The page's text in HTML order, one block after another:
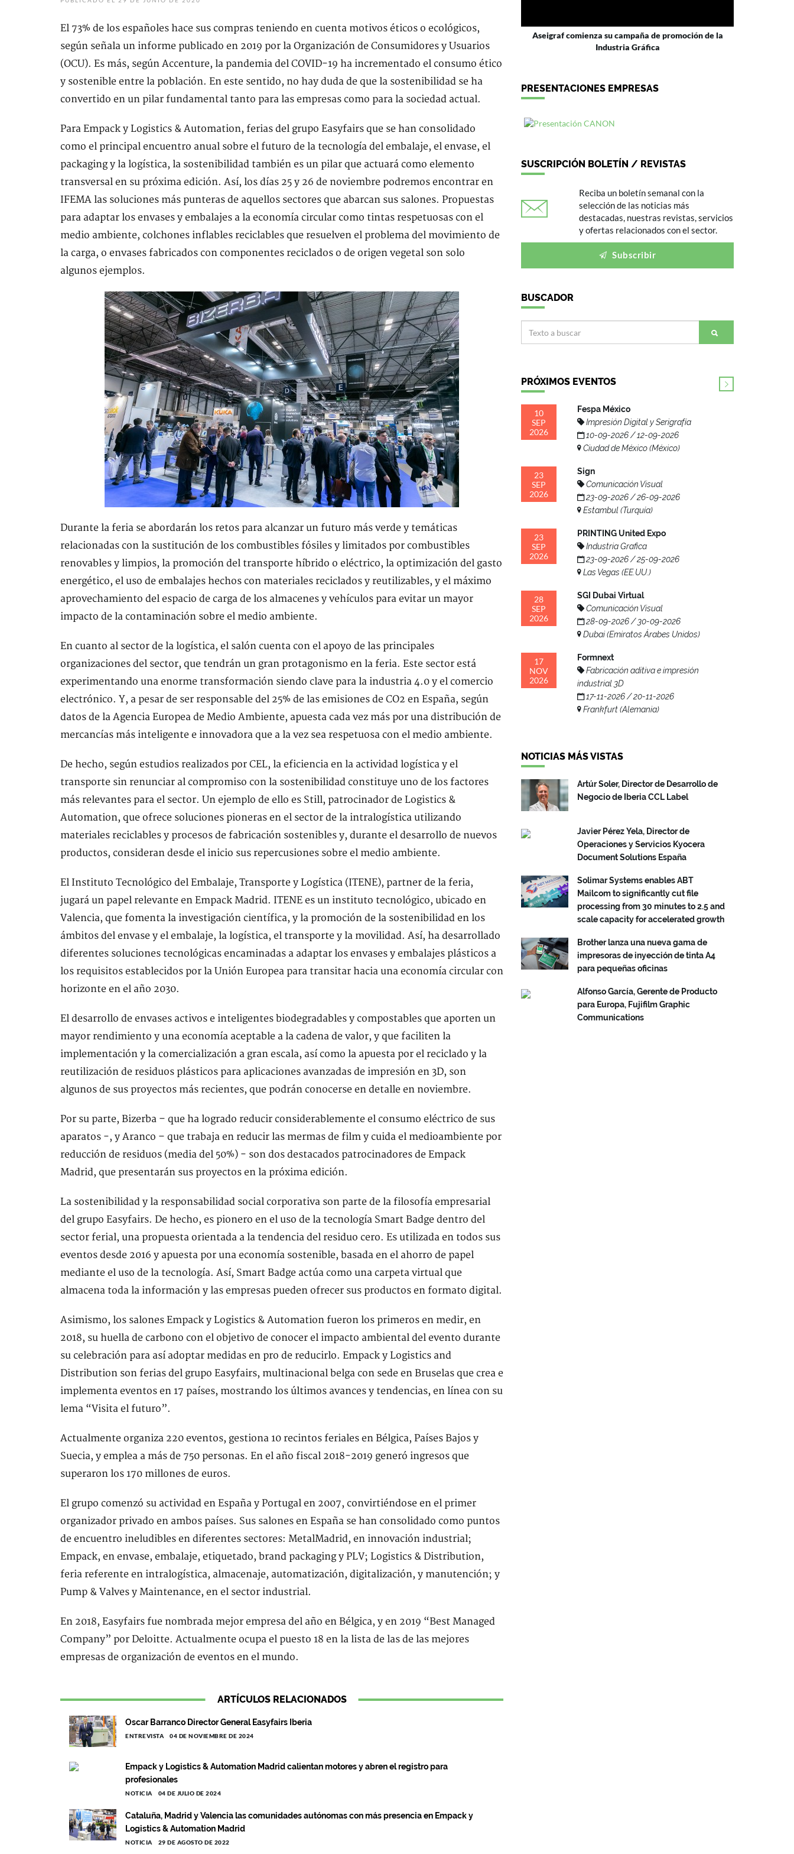
El 73% de los españoles hace sus compras teniendo en cuenta motivos éticos o ecológicos,
según señala un informe publicado en 2019 por la Organización de Consumidores y Usuarios
(OCU). Es más, según Accenture, la pandemia del COVID-19 ha incrementado el consumo ético
y sostenible entre la población. En este sentido, no hay duda de que la sostenibilidad se ha
convertido en un pilar fundamental tanto para las empresas como para la sociedad actual.
Para Empack y Logistics & Automation, ferias del grupo Easyfairs que se han consolidado
como el principal encuentro anual sobre el futuro de la tecnología del embalaje, el envase, el
packaging y la logística, la sostenibilidad también es un pilar que actuará como elemento
transversal en su próxima edición. Así, los días 25 y 26 de noviembre podremos encontrar en
IFEMA las soluciones más punteras de aquellos sectores que abarcan sus salones. Propuestas
para adaptar los envases y embalajes a la economía circular como tintas respetuosas con el
medio ambiente, colchones inflables reciclables que resuelven el problema del movimiento de
la carga, o envases fabricados con componentes reciclados o de origen vegetal son solo
algunos ejemplos.
Durante la feria se abordarán los retos para alcanzar un futuro más verde y temáticas
relacionadas con la sustitución de los combustibles fósiles y limitados por combustibles
renovables y limpios, la promoción del transporte híbrido o eléctrico, la optimización del gasto
energético, el uso de embalajes hechos con materiales reciclados y reutilizables, y el máximo
aprovechamiento del espacio de carga de los almacenes y vehículos para evitar un mayor
impacto de la contaminación sobre el medio ambiente.
En cuanto al sector de la logística, el salón cuenta con el apoyo de las principales
organizaciones del sector, que tendrán un gran protagonismo en la feria. Este sector está
experimentando una enorme transformación siendo clave para la industria 4.0 y el comercio
electrónico. Y, a pesar de ser responsable del 25% de las emisiones de CO2 en España, según
datos de la Agencia Europea de Medio Ambiente, apuesta cada vez más por una distribución de
mercancías más inteligente e innovadora que a la vez sea respetuosa con el medio ambiente.
De hecho, según estudios realizados por CEL, la eficiencia en la actividad logística y el
transporte sin renunciar al compromiso con la sostenibilidad constituye uno de los factores
más relevantes para el sector. Un ejemplo de ello es Still, patrocinador de Logistics &
Automation, que ofrece soluciones pioneras en el sector de la intralogística utilizando
materiales reciclables y procesos de fabricación sostenibles y, durante el desarrollo de nuevos
productos, consideran desde el inicio sus repercusiones sobre el medio ambiente.
El Instituto Tecnológico del Embalaje, Transporte y Logística (ITENE), partner de la feria,
jugará un papel relevante en Empack Madrid. ITENE es un instituto tecnológico, ubicado en
Valencia, que fomenta la investigación científica, y la promoción de la sostenibilidad en los
ámbitos del envase y el embalaje, la logística, el transporte y la movilidad. Así, ha desarrollado
diferentes soluciones tecnológicas encaminadas a adaptar los envases y embalajes plásticos a
los requisitos establecidos por la Unión Europea para transitar hacia una economía circular con
horizonte en el año 2030.
El desarrollo de envases activos e inteligentes biodegradables y compostables que aporten un
mayor rendimiento y una economía aceptable a la cadena de valor, y que faciliten la
implementación y la comercialización a gran escala, así como la apuesta por el reciclado y la
reutilización de residuos plásticos para aplicaciones avanzadas de impresión en 3D, son
algunos de sus proyectos más recientes, que podrán conocerse en detalle en noviembre.
Por su parte, Bizerba – que ha logrado reducir considerablemente el consumo eléctrico de sus
aparatos -, y Aranco – que trabaja en reducir las mermas de film y cuida el medioambiente por
reducción de residuos (media del 50%) - son dos destacados patrocinadores de Empack
Madrid, que presentarán sus proyectos en la próxima edición.
La sostenibilidad y la responsabilidad social corporativa son parte de la filosofía empresarial
del grupo Easyfairs. De hecho, es pionero en el uso de la tecnología Smart Badge dentro del
sector ferial, una propuesta orientada a la tendencia del residuo cero. Es utilizada en todos sus
eventos desde 2016 y apuesta por una economía sostenible, basada en el ahorro de papel
mediante el uso de la tecnología. Así, Smart Badge actúa como una carpeta virtual que
almacena toda la información y las empresas pueden ofrecer sus productos en formato digital.
Asimismo, los salones Empack y Logistics & Automation fueron los primeros en medir, en
2018, su huella de carbono con el objetivo de conocer el impacto ambiental del evento durante
su celebración para así adoptar medidas en pro de reducirlo. Empack y Logistics and
Distribution son ferias del grupo Easyfairs, multinacional belga con sede en Bruselas que crea e
implementa eventos en 17 países, mostrando los últimos avances y tendencias, en línea con su
lema “Visita el futuro”.
Actualmente organiza 220 eventos, gestiona 10 recintos feriales en Bélgica, Países Bajos y
Suecia, y emplea a más de 750 personas. En el año fiscal 2018-2019 generó ingresos que
superaron los 170 millones de euros.
El grupo comenzó su actividad en España y Portugal en 2007, convirtiéndose en el primer
organizador privado en ambos países. Sus salones en España se han consolidado como puntos
de encuentro ineludibles en diferentes sectores: MetalMadrid, en innovación industrial;
Empack, en envase, embalaje, etiquetado, brand packaging y PLV; Logistics & Distribution,
feria referente en intralogística, almacenaje, automatización, digitalización, y manutención; y
Pump & Valves y Maintenance, en el sector industrial.
En 2018, Easyfairs fue nombrada mejor empresa del año en Bélgica, y en 2019 “Best Managed
Company” por Deloitte. Actualmente ocupa el puesto 18 en la lista de las de las mejores
empresas de organización de eventos en el mundo.
ARTÍCULOS RELACIONADOS
Oscar Barranco Director General Easyfairs Iberia
ENTREVISTA 04 DE NOVIEMBRE DE 2024
Empack y Logistics & Automation Madrid calientan motores y abren el registro para
profesionales
NOTICIA 04 DE JULIO DE 2024
Cataluña, Madrid y Valencia las comunidades autónomas con más presencia en Empack y
Logistics & Automation Madrid
NOTICIA 29 DE AGOSTO DE 2022
Aseigraf comienza su campaña de promoción de la
Industria Gráfica
PRESENTACIONES EMPRESAS
SUSCRIPCIÓN BOLETÍN / REVISTAS
Reciba un boletín semanal con la
selección de las noticias más
destacadas, nuestras revistas, servicios
y ofertas relacionados con el sector.
Subscribir
BUSCADOR
PRÓXIMOS EVENTOS
10
SEP
2026
Fespa México
Impresión Digital y Serigrafía
10-09-2026 / 12-09-2026
Ciudad de México (México)
23
SEP
2026
Sign
Comunicación Visual
23-09-2026 / 26-09-2026
Estambul (Turquía)
23
SEP
2026
PRINTING United Expo
Industria Grafica
23-09-2026 / 25-09-2026
Las Vegas (EE.UU.)
28
SEP
2026
SGI Dubai Virtual
Comunicación Visual
28-09-2026 / 30-09-2026
Dubai (Emiratos Árabes Unidos)
17
NOV
2026
Formnext
Fabricación aditiva e impresión
industrial 3D
17-11-2026 / 20-11-2026
Frankfurt (Alemania)
NOTICIAS MÁS VISTAS
Artúr Soler, Director de Desarrollo de
Negocio de Iberia CCL Label
Javier Pérez Yela, Director de
Operaciones y Servicios Kyocera
Document Solutions España
Solimar Systems enables ABT
Mailcom to significantly cut file
processing from 30 minutes to 2.5 and
scale capacity for accelerated growth
Brother lanza una nueva gama de
impresoras de inyección de tinta A4
para pequeñas oficinas
Alfonso García, Gerente de Producto
para Europa, Fujifilm Graphic
Communications